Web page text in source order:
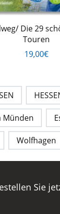
Die 29
Touren
19,00€
Münden
Wolfhagen
Sie